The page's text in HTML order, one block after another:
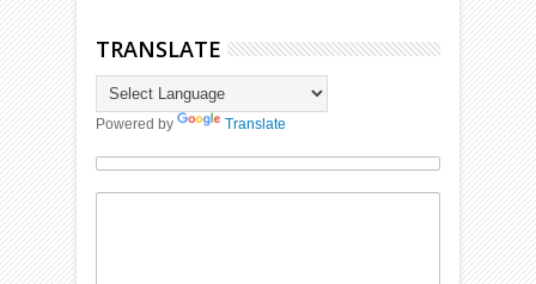
TRANSLATE
Powered by Translate